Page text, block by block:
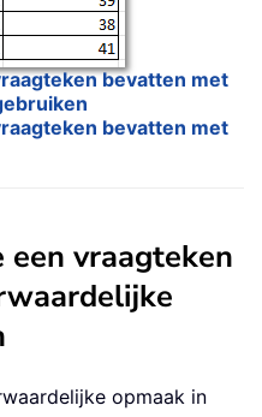
bevatten met
bevatten met
een vraagteken
opmaak in